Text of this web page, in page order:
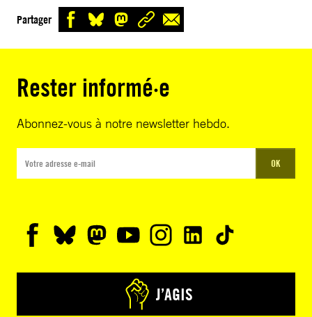
Partager
Rester informé·e
Abonnez-vous à notre newsletter hebdo.
OK
J’AGIS